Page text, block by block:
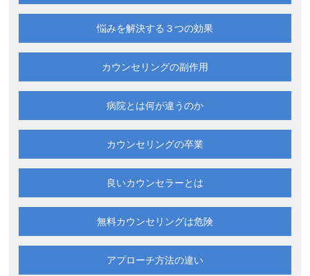
悩みを解決する ３つの効果
カウンセリングの副作用
病院とは何が違うのか
カウンセリングの卒業
良いカウンセラーとは
無料カウンセリングは危険
アプローチ方法の違い